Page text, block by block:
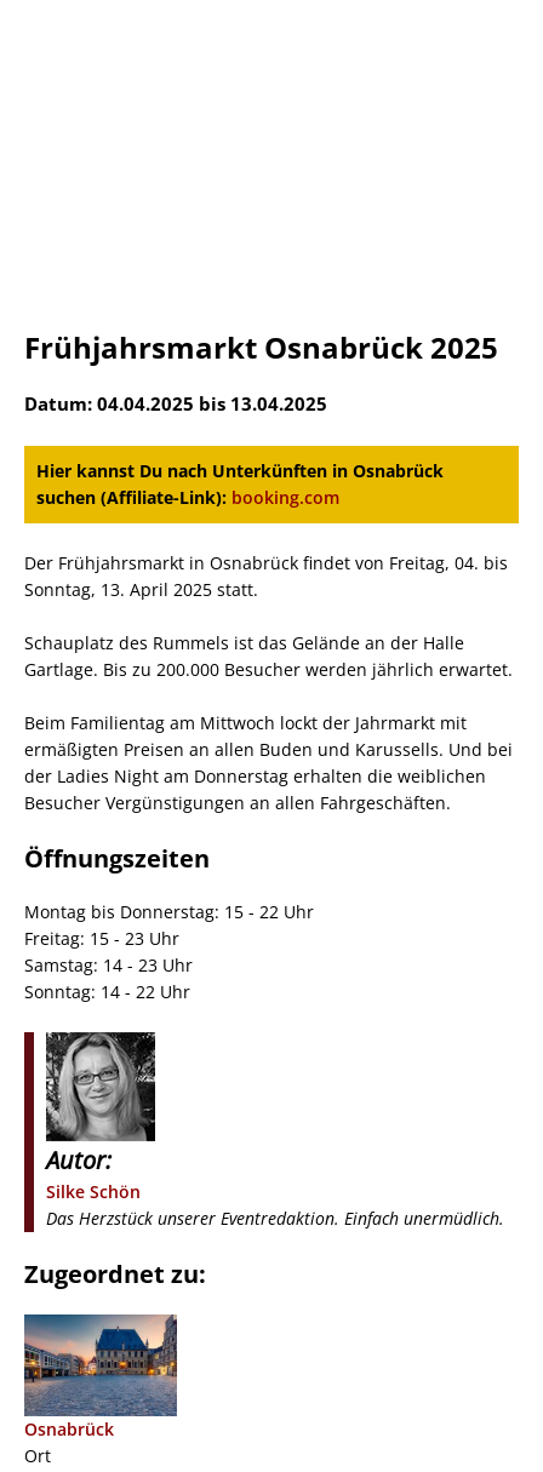
Frühjahrsmarkt Osnabrück 2025
Datum: 04.04.2025 bis 13.04.2025
Hier kannst Du nach Unterkünften in Osnabrück
suchen (Affiliate-Link): booking.com
Der Frühjahrsmarkt in Osnabrück findet von Freitag, 04. bis
Sonntag, 13. April 2025 statt.
Schauplatz des Rummels ist das Gelände an der Halle
Gartlage. Bis zu 200.000 Besucher werden jährlich erwartet.
Beim Familientag am Mittwoch lockt der Jahrmarkt mit
ermäßigten Preisen an allen Buden und Karussells. Und bei
der Ladies Night am Donnerstag erhalten die weiblichen
Besucher Vergünstigungen an allen Fahrgeschäften.
Öffnungszeiten
Montag bis Donnerstag: 15 - 22 Uhr
Freitag: 15 - 23 Uhr
Samstag: 14 - 23 Uhr
Sonntag: 14 - 22 Uhr
Autor:
Silke Schön
Das Herzstück unserer Eventredaktion. Einfach unermüdlich.
Zugeordnet zu:
Osnabrück
Ort